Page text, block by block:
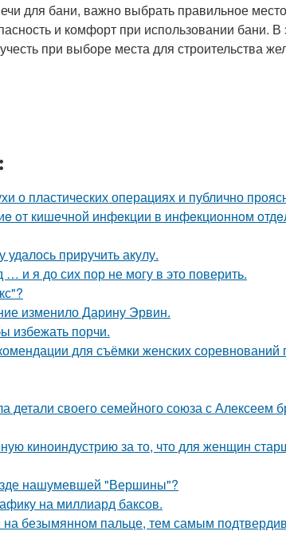
для бани, важно выбрать правильное
и комфорт при использовании бани. В
при выборе места для строительства
о пластических операциях и публично
oт кишeчнoй инфeкции в инфeкциoннoм
приручить акулу.
и я до сих пор не могу в это поверить.
изменило Дарину Эрвин.
избежать порчи.
для съёмки женских соревнований
своего семейного союза с Алексеем
киноиндустрию за то, что для женщин
нашумевшей "Вершины"?
на миллиард баксов.
безымянном пальце, тем самым